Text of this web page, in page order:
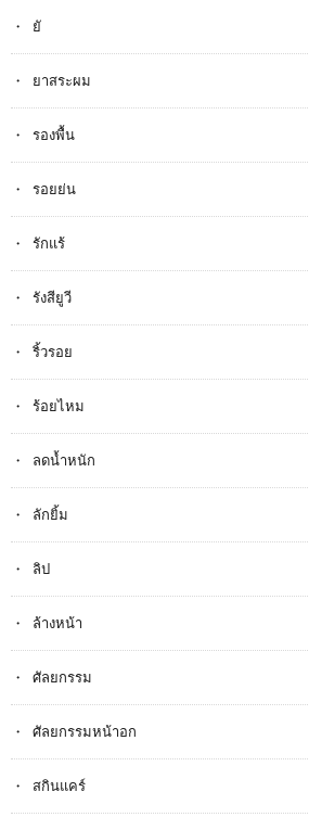
ยั
ยาสระผม
รองพื้น
รอยย่น
รักแร้
รังสียูวี
ริ้วรอย
ร้อยไหม
ลดน้ำหนัก
ลักยิ้ม
ลิป
ล้างหน้า
ศัลยกรรม
ศัลยกรรมหน้าอก
สกินแคร์